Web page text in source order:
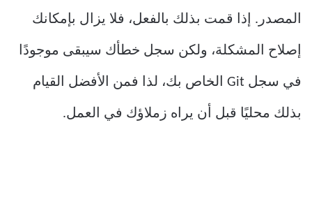
المصدر. إذا قمت بذلك بالفعل، فلا يزال بإمكانك
إصلاح المشكلة، ولكن سجل خطأك سيبقى موجودًا
في سجل Git الخاص بك، لذا فمن الأفضل القيام
بذلك محليًا قبل أن يراه زملاؤك في العمل.